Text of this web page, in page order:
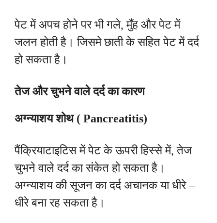
पेट में अपच होने पर भी गले, मुँह और पेट में
जलन होती है। जिसमे छाती के सहित पेट में दर्द
हो सकता है।
तेज और चुभने वाले दर्द का कारण
अग्न्याशय शोथ ( Pancreatitis)
पैंक्रियाटाइटिस में पेट के ऊपरी हिस्से में, तेज
चुभने वाले दर्द का संकेत हो सकता है।
अग्न्याशय की सूजन का दर्द अचानक या धीरे –
धीरे बना रह सकता है।